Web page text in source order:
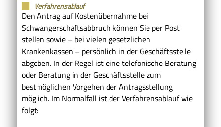
Verfahrensablauf
Den Antrag auf Kostenübernahme bei
Schwangerschaftsabbruch können Sie per Post
stellen sowie – bei vielen gesetzlichen
Krankenkassen – persönlich in der Geschäftsstelle
abgeben. In der Regel ist eine telefonische Beratung
oder Beratung in der Geschäftsstelle zum
bestmöglichen Vorgehen der Antragsstellung
möglich. Im Normalfall ist der Verfahrensablauf wie
folgt: